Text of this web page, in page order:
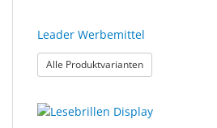
Leader Werbemittel
Alle Produktvarianten: Leader